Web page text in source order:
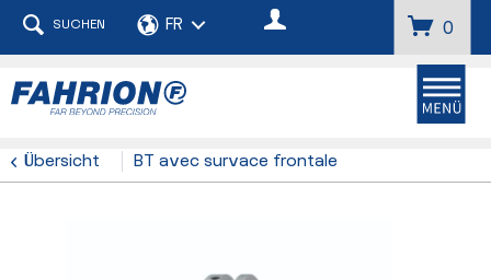
SUCHEN 0
Übersicht BT avec survace frontale